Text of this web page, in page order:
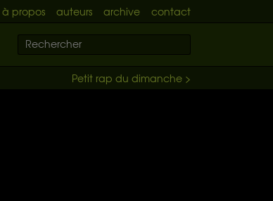
à propos auteurs archive contact
Petit rap du dimanche >